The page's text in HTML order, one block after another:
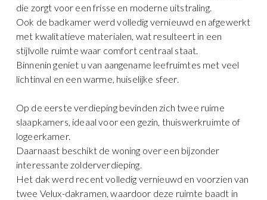
die zorgt voor een frisse en moderne uitstraling.
Ook de badkamer werd volledig vernieuwd en afgewerkt
met kwalitatieve materialen, wat resulteert in een
stijlvolle ruimte waar comfort centraal staat.
Binnenin geniet u van aangename leefruimtes met veel
lichtinval en een warme, huiselijke sfeer.
Op de eerste verdieping bevinden zich twee ruime
slaapkamers, ideaal voor een gezin, thuiswerkruimte of
logeerkamer.
Daarnaast beschikt de woning over een bijzonder
interessante zolderverdieping.
Het dak werd recent volledig vernieuwd en voorzien van
twee Velux-dakramen, waardoor deze ruimte baadt in